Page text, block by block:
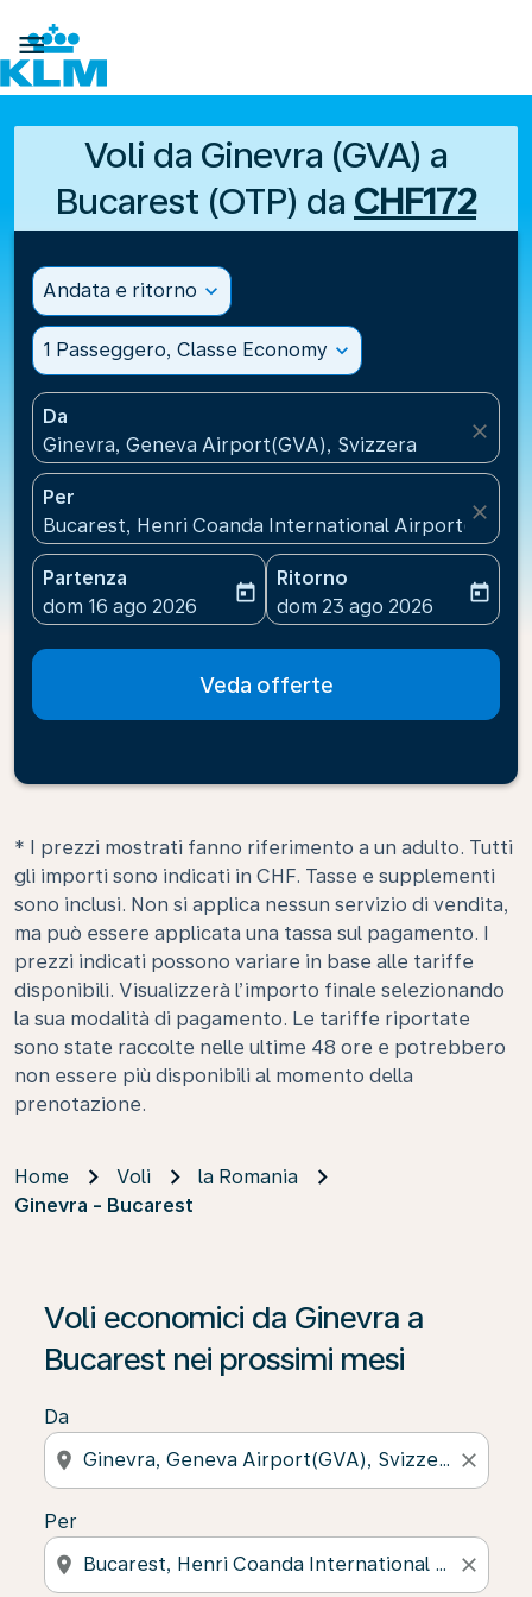

Voli da Ginevra (GVA) a
Bucarest (OTP) da CHF172
Andata e ritorno expand_more
1 Passeggero, Classe Economy expand_more
Da
Ginevra, Geneva Airport(GVA), Svizzera
close
Per
Bucarest, Henri Coanda International Airport(OTP),
close
Partenza
fc-booking-departure-date-aria-label
dom 16 ago 2026
today
Ritorno
fc-booking-return-date-
dom 23 ago 2026
today
Veda offerte
* I prezzi mostrati fanno riferimento a un adulto. Tutti
gli importi sono indicati in CHF. Tasse e supplementi
sono inclusi. Non si applica nessun servizio di vendita,
ma può essere applicata una tassa sul pagamento. I
prezzi indicati possono variare in base alle tariffe
disponibili. Visualizzerà l’importo finale selezionando
la sua modalità di pagamento. Le tariffe riportate
sono state raccolte nelle ultime 48 ore e potrebbero
non essere più disponibili al momento della
prenotazione.
Home Voli
la Romania
Ginevra - Bucarest
Voli economici da Ginevra a
Bucarest nei prossimi mesi
Da
location_on close
Per
location_on close